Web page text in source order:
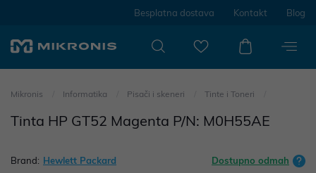
Besplatna dostava Kontakt Blog
Mikronis Informatika Pisači i skeneri Tinte i Toneri
Tinta HP GT52 Magenta P/N: M0H55AE
Brand: Hewlett Packard Dostupno odmah